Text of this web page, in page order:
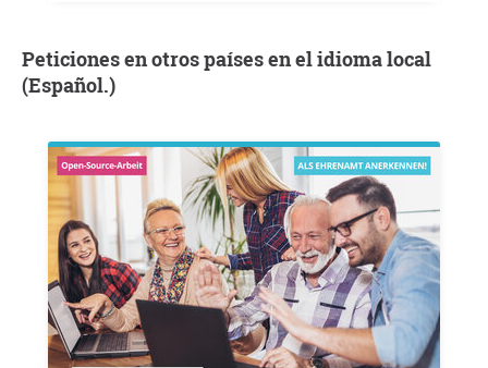
Peticiones en otros países en el idioma local
(Español.)